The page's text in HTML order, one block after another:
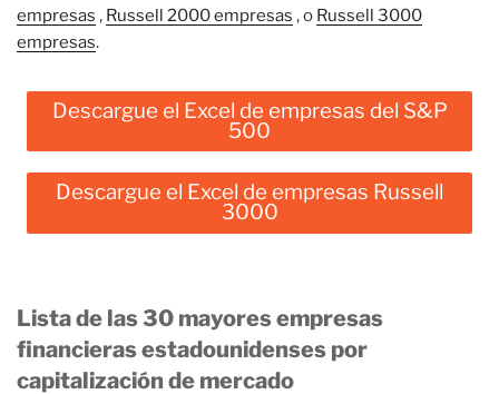
empresas , Russell 2000 empresas , o Russell 3000
empresas.
Descargue el Excel de empresas del S&P
500
Descargue el Excel de empresas Russell
3000
Lista de las 30 mayores empresas
financieras estadounidenses por
capitalización de mercado